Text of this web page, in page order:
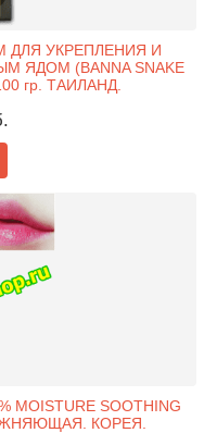
УКРЕПЛЕНИЯ И
(BANNA SNAKE
гр. ТАИЛАНД.
MOISTURE SOOTHING
КОРЕЯ.